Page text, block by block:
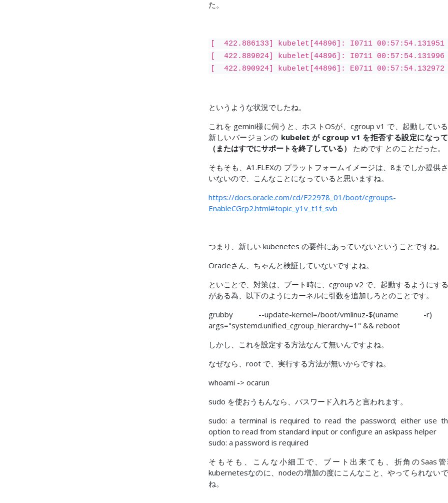
た。
[ 422.886133] kubelet[44896]: I0711
[ 422.889024] kubelet[44896]: I0711
[ 422.890924] kubelet[44896]: E0711
というような状況でしたね。
これを gemini様に伺うと、ホストOSが、cgroup v1 で、起動している
新しいバージョンの kubelet が cgroup v1 を拒否する設定になっ
（またはすでにサポートを終了している）
ためです とのことだった。
そもそも、A1.FLEXの プラットフォームイメージは、8までしか提供
いないので、こんなことになっていると思いますね。
https://docs.oracle.com/cd/F22978_01/boot/cgroups-
EnableCGrp2.html#topic_y1v_t1f_svb
つまり、新しい kubenetes の要件にあっていないということですね。
Oracleさん、ちゃんと検証していないですよね。
といことで、対策は、ブート時に、cgroup v2 で、起動するようにす
がある為、以下のようにカーネルに引数を追加しろとのことです。
grubby --update-kernel=/boot/vmlinuz-$(uname -
args="systemd.unified_cgroup_hierarchy=1" && reboot
しかし、これを設定する方法なんて無いんですよね。
なぜなら、root で、実行する方法が無いからですね。
whoami -> ocarun
sudo を使おうもんなら、パスワード入れろと言われます。
sudo: a terminal is required to read the password; either use
option to read from standard input or configure an askpass helper
sudo: a password is required
そもそも、こんな小細工で、ブート出来ても、折角のSaas
kubernetesなのに、nodeの増加の度にこんなこと、やってられない
ね。